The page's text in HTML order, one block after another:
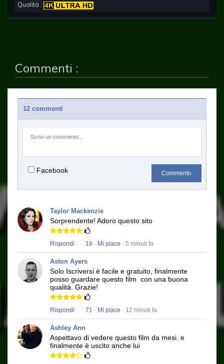
Qualità :
Commenti :
12 commenti
Facebook Commento
Taylor Mackenzie
Sorprendente! Adoro questo sito
Rispondi · 18 · Mi piace · 5 minuti fa
Aston Ayers
Solo Iscriversi è facile e gratuito, finalmente
posso guardare questo film con una buona
qualità. Grazie!
Rispondi · 71 · Mi piace · 12 minuti fa
Ashley Ann
Aspettavo di vedere questo film da mesi. e
finalmente è uscito anche lui